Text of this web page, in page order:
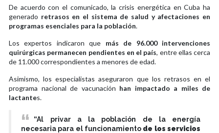
De acuerdo con el comunicado, la crisis energética en Cuba ha
generado retrasos en el sistema de salud y afectaciones en
programas esenciales para la población.
Los expertos indicaron que más de 96.000 intervenciones
quirúrgicas permanecen pendientes en el país, entre ellas cerca
de 11.000 correspondientes a menores de edad.
Asimismo, los especialistas aseguraron que los retrasos en el
programa nacional de vacunación han impactado a miles de
lactantes.
“Al privar a la población de la energía
necesaria para el funcionamiento de los servicios